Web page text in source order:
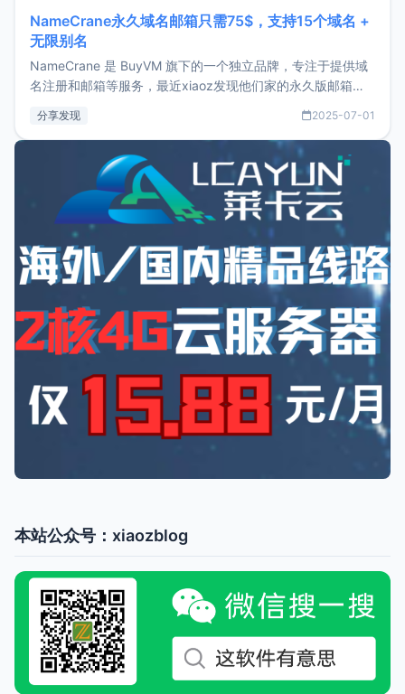
NameCrane永久域名邮箱只需75$，支持15个域名 +
无限别名
NameCrane 是 BuyVM 旗下的一个独立品牌，专注于提供域
名注册和邮箱等服务，最近xiaoz发现他们家的永久版邮箱服
又实惠的域名邮箱，不妨尝试一下 NameCrane。注册
NameCraneNameCrane不支持直接注册，必须要购买
分享发现 2025-07-01
本站公众号：xiaozblog